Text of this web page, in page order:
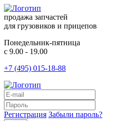
продажа запчастей
для грузовиков и прицепов
Понедельник-пятница
с 9.00 - 19.00
+7 (495) 015-18-88
Регистрация Забыли пароль?